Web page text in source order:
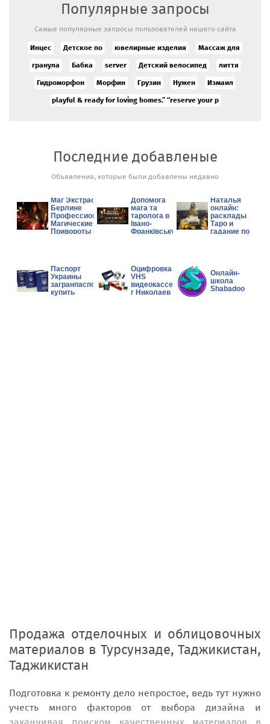
Популярные запросы
Самые популярные запросы пользователей нашего сайта
Инцес Детское по ювелирные изделия Массаж для
гранула Бабка server Детский велосипед лиття
Гидроморфон Морфин Грузин Нужен Измаил
playful & ready for loving homes.” “reserve your p
Последние добавленые
Объявления, которые были добавлены недавно
Маг Экстрасенс в
Берлине
Профессиональные
Магические Услуги
Привороты Гадание
Допомога
мага та
таролога в
Івано-
Франківську.
Наталья
онлайн:
расклады
Таро и
гадание по
Паспорт
Украины
загранпаспорт
купить
Оцифровка
VHS
видеокассет
г Николаев
Онлайн-
школа
Shabadoo
Продажа отделочных и облицовочных
материалов в Турсунзаде, Таджикистан,
Таджикистан
Подготовка к ремонту дело непростое, ведь тут нужно
учесть много факторов от выбора дизайна и